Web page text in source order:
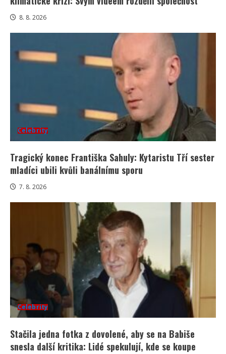
8. 8. 2026
Celebrity
Tragický konec Františka Sahuly: Kytaristu Tří sester
mladíci ubili kvůli banálnímu sporu
7. 8. 2026
Celebrity
Stačila jedna fotka z dovolené, aby se na Babiše
snesla další kritika: Lidé spekulují, kde se koupe